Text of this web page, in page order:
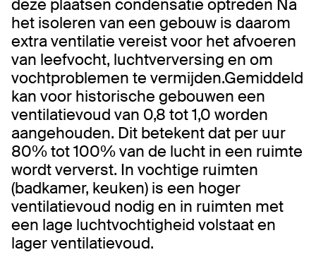
deze plaatsen condensatie optreden Na
het isoleren van een gebouw is daarom
extra ventilatie vereist voor het afvoeren
van leefvocht, luchtverversing en om
vochtproblemen te vermijden.Gemiddeld
kan voor historische gebouwen een
ventilatievoud van 0,8 tot 1,0 worden
aangehouden. Dit betekent dat per uur
80% tot 100% van de lucht in een ruimte
wordt ververst. In vochtige ruimten
(badkamer, keuken) is een hoger
ventilatievoud nodig en in ruimten met
een lage luchtvochtigheid volstaat en
lager ventilatievoud.